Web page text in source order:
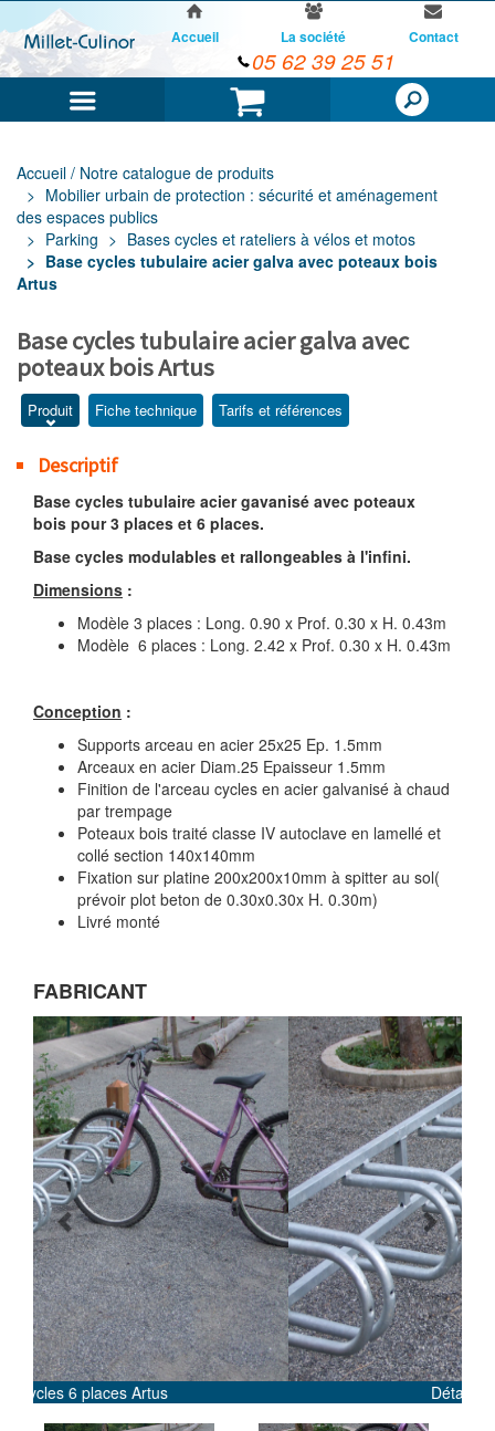
Panier
Accueil La société Contact
05 62 39 25 51
Accueil / Notre catalogue de produits
Mobilier urbain de protection : sécurité et aménagement
des espaces publics
Parking
Bases cycles et rateliers à vélos et motos
Base cycles tubulaire acier galva avec poteaux bois
Artus
Base cycles tubulaire acier galva avec
poteaux bois Artus
Produit Fiche technique Tarifs et références
Descriptif
Base cycles tubulaire acier gavanisé avec poteaux
bois pour 3 places et 6 places.
Base cycles modulables et rallongeables à l'infini.
Dimensions :
Modèle 3 places : Long. 0.90 x Prof. 0.30 x H. 0.43m
Modèle 6 places : Long. 2.42 x Prof. 0.30 x H. 0.43m
Conception :
Supports arceau en acier 25x25 Ep. 1.5mm
Arceaux en acier Diam.25 Epaisseur 1.5mm
Finition de l'arceau cycles en acier galvanisé à chaud
par trempage
Poteaux bois traité classe IV autoclave en lamellé et
collé section 140x140mm
Fixation sur platine 200x200x10mm à spitter au sol(
prévoir plot beton de 0.30x0.30x H. 0.30m)
Livré monté
FABRICANT
Previous Next